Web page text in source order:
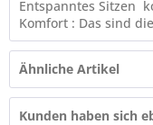
Entspanntes Sitzen
Komfort : Das sind
Ähnliche Artikel
Kunden haben sich